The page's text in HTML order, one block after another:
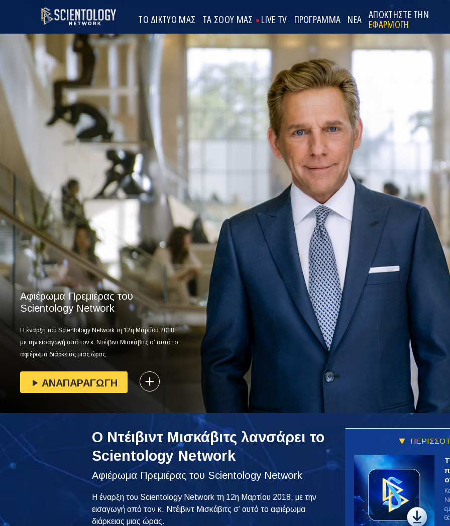
ΤΟ ΔΙΚΤΥΟ ΜΑΣ ΤΑ ΣΟΟΥ ΜΑΣ LIVE TV ΠΡΟΓΡΑΜΜΑ ΝΕΑ ΑΠΟΚΤΗΣΤΕ ΤΗΝ
ΕΦΑΡΜΟΓΗ
Αφιέρωμα Πρεμιέρας του
Scientology Network
Η έναρξη του Scientology Network τη 12η Μαρτίου 2018,
με την εισαγωγή από τον κ. Ντέιβιντ Μισκάβιτς σ’ αυτό το
αφιέρωμα διάρκειας μιας ώρας.
ΑΝΑΠΑΡΑΓΩΓΗ
Ο Ντέιβιντ Μισκάβιτς λανσάρει το
Scientology Network
Αφιέρωμα Πρεμιέρας του Scientology Network
Η έναρξη του Scientology Network τη 12η Μαρτίου 2018, με την
εισαγωγή από τον κ. Ντέιβιντ Μισκάβιτς σ’ αυτό το αφιέρωμα
διάρκειας μιας ώρας.